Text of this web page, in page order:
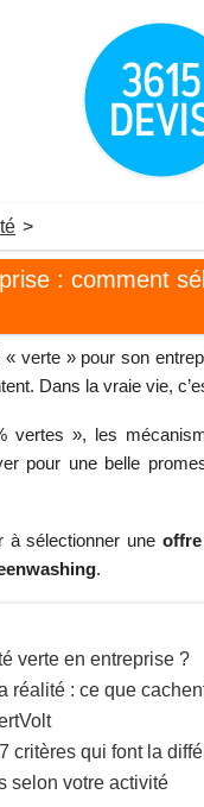
>
: comment
verte » pour son
Dans la vraie vie,
vertes », les
pour une belle
à sélectionner une
.
verte en entreprise ?
réalité : ce que
critères qui font la
selon votre activité